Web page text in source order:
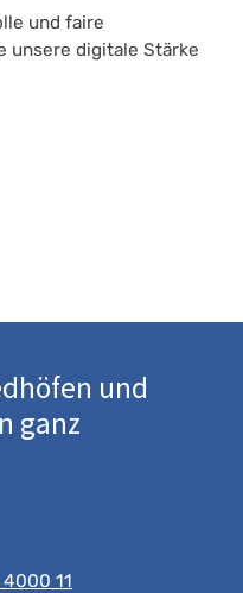
und faire
unsere digitale Stärke
und
ganz
11